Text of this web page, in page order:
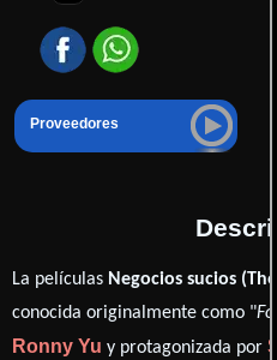
Proveedores
La películas Negocios sucios
conocida originalmente como "
Ronny Yu y protagonizada por